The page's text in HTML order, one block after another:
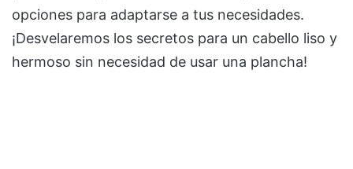
opciones para adaptarse a tus necesidades.
¡Desvelaremos los secretos para un cabello liso y
hermoso sin necesidad de usar una plancha!